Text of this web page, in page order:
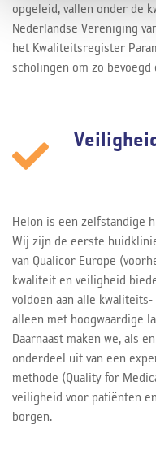
opgeleid, vallen onder de
Nederlandse Vereniging
het Kwaliteitsregister
scholingen om zo
Helon is een zelfstandige
Wij zijn de eerste
van Qualicor Europe
kwaliteit en veiligheid
voldoen aan alle
alleen met hoogwaardige
Daarnaast maken we, als
onderdeel uit van een
methode (Quality for
veiligheid voor patiënten
borgen.